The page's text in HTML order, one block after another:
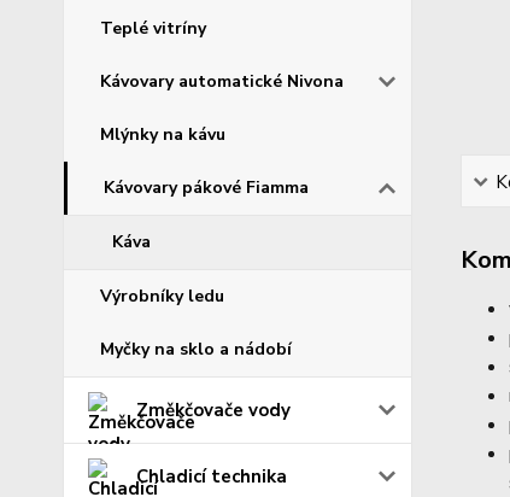
Teplé vitríny
Kávovary automatické Nivona
Mlýnky na kávu
Kávovary pákové Fiamma
Káva
Výrobníky ledu
Myčky na sklo a nádobí
Změkčovače vody
Chladicí technika